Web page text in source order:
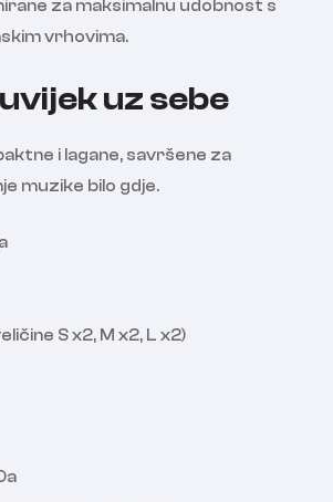
za maksimalnu udobnost s
vrhovima.
uz sebe
i lagane, savršene za
muzike bilo gdje.
S x2, M x2, L x2)